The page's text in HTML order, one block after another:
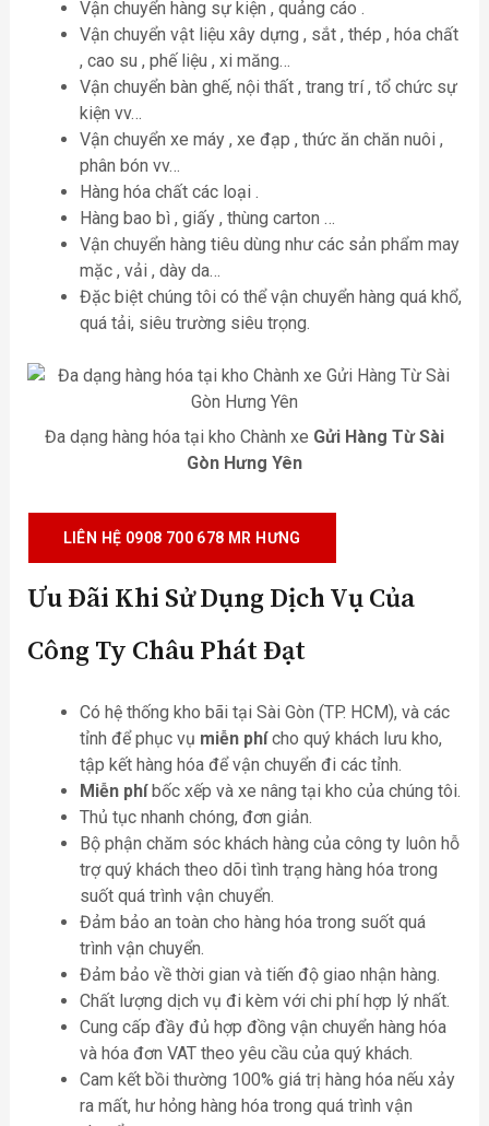
Vận chuyển hàng sự kiện , quảng cáo .
Vận chuyển vật liệu xây dựng , sắt , thép , hóa chất
, cao su , phế liệu , xi măng…
Vận chuyển bàn ghế, nội thất , trang trí , tổ chức sự
kiện vv…
Vận chuyển xe máy , xe đạp , thức ăn chăn nuôi ,
phân bón vv…
Hàng hóa chất các loại .
Hàng bao bì , giấy , thùng carton …
Vận chuyển hàng tiêu dùng như các sản phẩm may
mặc , vải , dày da…
Đặc biệt chúng tôi có thể vận chuyển hàng quá khổ,
quá tải, siêu trường siêu trọng.
Đa dạng hàng hóa tại kho Chành xe Gửi Hàng Từ Sài
Gòn Hưng Yên
LIÊN HỆ 0908 700 678 MR HƯNG
Ưu Đãi Khi Sử Dụng Dịch Vụ Của
Công Ty Châu Phát Đạt
Có hệ thống kho bãi tại Sài Gòn (TP. HCM), và các
tỉnh để phục vụ miễn phícho quý khách lưu kho,
tập kết hàng hóa để vận chuyển đi các tỉnh.
Miễn phíbốc xếp và xe nâng tại kho của chúng tôi.
Thủ tục nhanh chóng, đơn giản.
Bộ phận chăm sóc khách hàng của công ty luôn hỗ
trợ quý khách theo dõi tình trạng hàng hóa trong
suốt quá trình vận chuyển.
Đảm bảo an toàn cho hàng hóa trong suốt quá
trình vận chuyển.
Đảm bảo về thời gian và tiến độ giao nhận hàng.
Chất lượng dịch vụ đi kèm với chi phí hợp lý nhất.
Cung cấp đầy đủ hợp đồng vận chuyển hàng hóa
và hóa đơn VAT theo yêu cầu của quý khách.
Cam kết bồi thường 100% giá trị hàng hóa nếu xảy
ra mất, hư hỏng hàng hóa trong quá trình vận